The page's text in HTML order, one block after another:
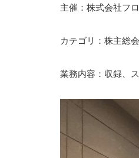
主催：株式会社フ
カテゴリ：株主総会
業務内容：収録、